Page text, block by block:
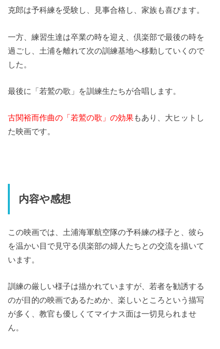
克郎は予科練を受験し、見事合格し、家族も喜びます。
一方、練習生達は卒業の時を迎え、倶楽部で最後の時を
過ごし、土浦を離れて次の訓練基地へ移動していくので
した。
最後に「若鷲の歌」を訓練生たちが合唱します。
古関裕而作曲の「若鷲の歌」の効果もあり、大ヒットし
た映画です。
内容や感想
この映画では、土浦海軍航空隊の予科練の様子と、彼ら
を温かい目で見守る倶楽部の婦人たちとの交流を描いて
います。
訓練の厳しい様子は描かれていますが、若者を勧誘する
のが目的の映画であるためか、楽しいところという描写
が多く、教官も優しくてマイナス面は一切見られませ
ん。